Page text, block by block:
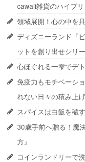
cawaii雑貨のハイブ
領域展開！心の中を
ディズニーランド『
ットを創り出せシリ
心ほぐれる一雫でデ
免疫力もモチベーシ
れない日々の積み上げ
スパイスは白飯を穢
30歳手前へ贈る！魔
方』
コインランドリーで